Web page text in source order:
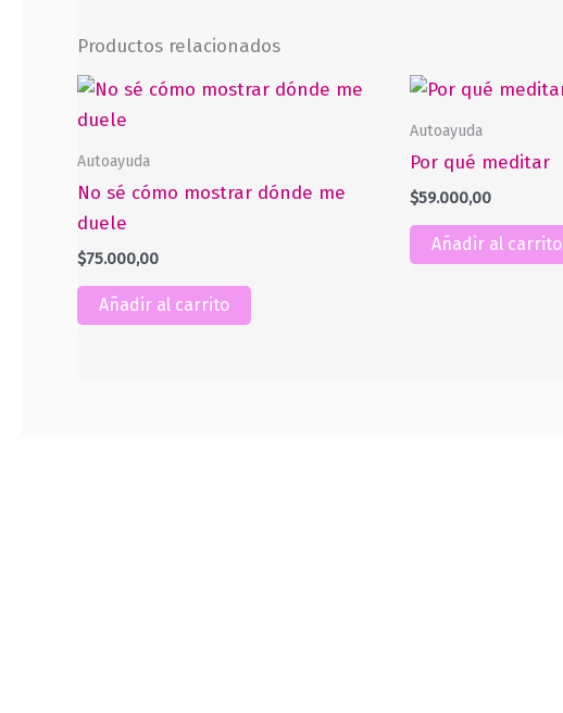
Productos relacionados
Autoayuda
No sé cómo mostrar dónde me
duele
$75.000,00
Añadir al carrito
Autoayuda
Por qué meditar
$59.000,00
Añadir al carrito